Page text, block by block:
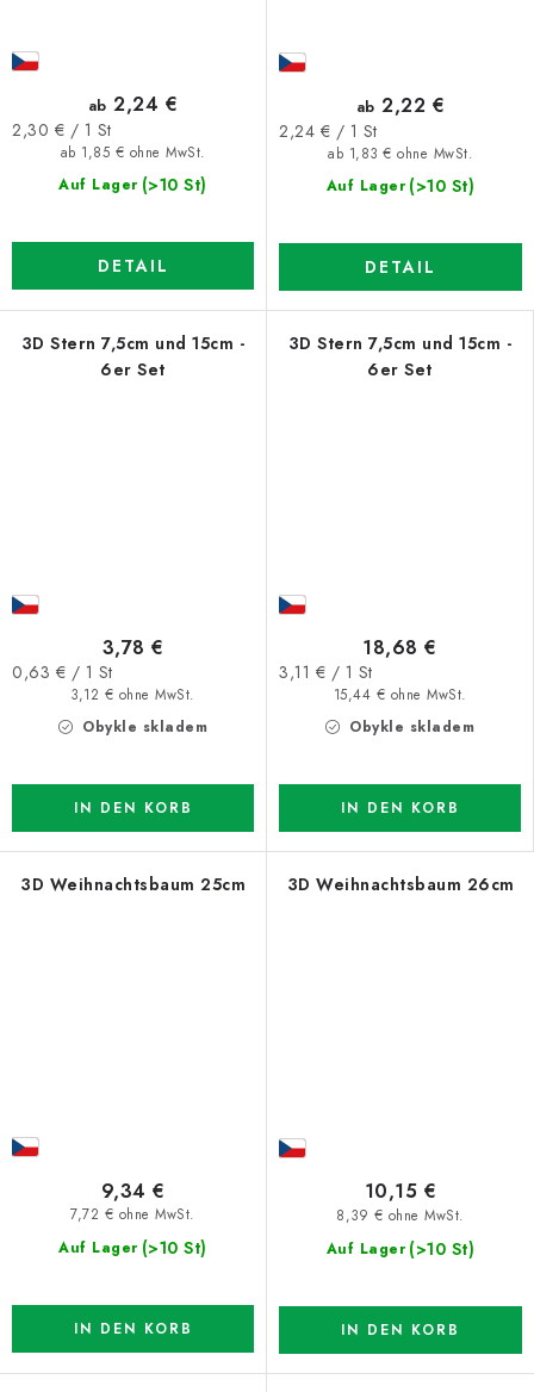
Auf Lager (>10 St)
ab 1,85 € ohne MwSt.
ab 2,24 €
Verkaufspreis:
2,30 € / 1 St
DETAIL
Auf Lager (>10 St)
ab 1,83 € ohne MwSt.
ab 2,22 €
Verkaufspreis:
2,24 € / 1 St
DETAIL
3D Stern 7,5cm und 15cm -
6er Set
Obykle skladem
3,12 € ohne MwSt.
3,78 €
Verkaufspreis:
0,63 € / 1 St
IN DEN KORB
3D Stern 7,5cm und 15cm -
6er Set
Obykle skladem
15,44 € ohne MwSt.
18,68 €
Verkaufspreis:
3,11 € / 1 St
IN DEN KORB
3D Weihnachtsbaum 25cm
Auf Lager (>10 St)
7,72 € ohne MwSt.
9,34 €
IN DEN KORB
3D Weihnachtsbaum 26cm
Auf Lager (>10 St)
8,39 € ohne MwSt.
10,15 €
IN DEN KORB